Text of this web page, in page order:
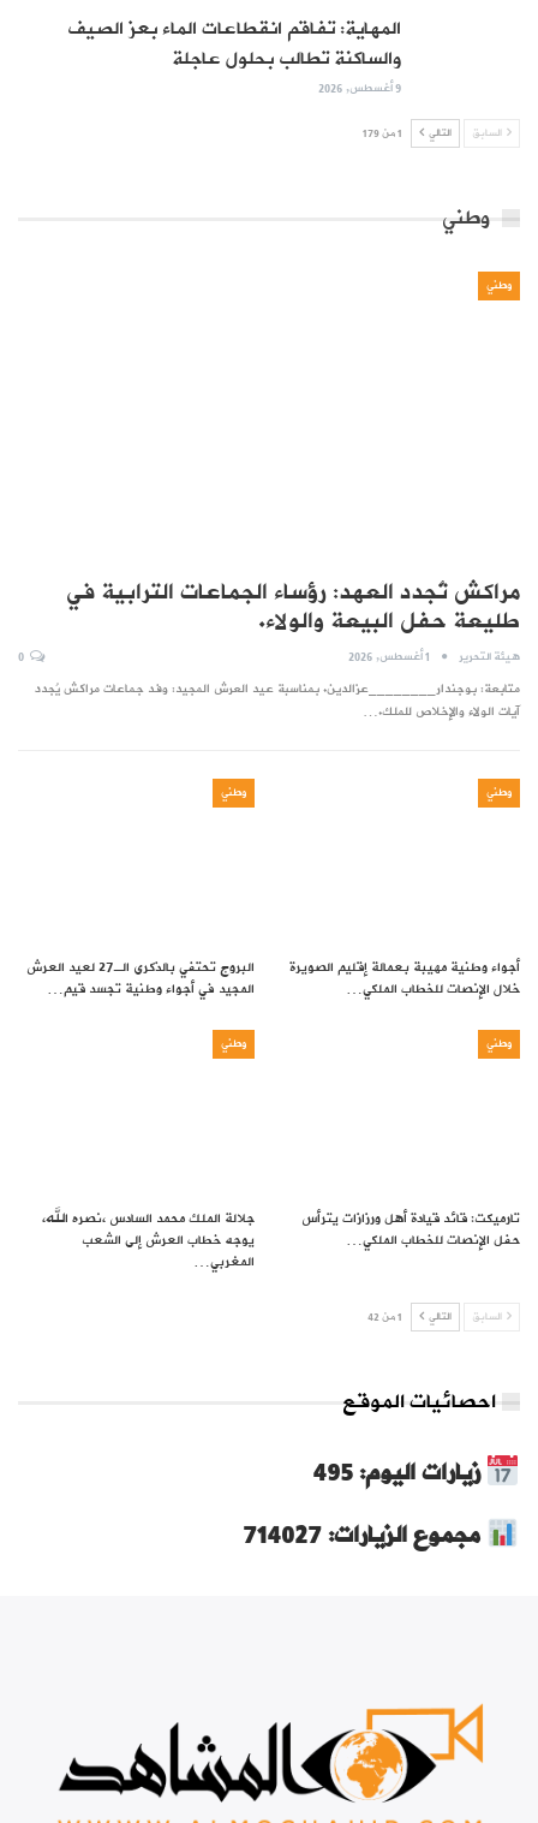
المهاية: تفاقم انقطاعات الماء بعز الصيف
والساكنة تطالب بحلول عاجلة
9 أغسطس, 2026
السابق التالي 1 من 179
وطني
وطني
مراكش تُجدد العهد: رؤساء الجماعات الترابية في
طليعة حفل البيعة والولاء.
هيئة التحرير 1 أغسطس, 2026
متابعة: بوجندار________عزالدين. بمناسبة عيد العرش المجيد: وفد جماعات مراكش يُجدد
آيات الولاء والإخلاص للملك.…
وطني
أجواء وطنية مهيبة بعمالة إقليم الصويرة
خلال الإنصات للخطاب الملكي…
وطني
البروج تحتفي بالذكرى الـ27 لعيد العرش
المجيد في أجواء وطنية تجسد قيم…
وطني
تارميكت: قائد قيادة أهل ورزازات يترأس
حفل الإنصات للخطاب الملكي…
وطني
جلالة الملك محمد السادس ،نصره الله،
يوجه خطاب العرش إلى الشعب
المغربي…
السابق التالي 1 من 42
احصائيات الموقع
زيارات اليوم: 495
مجموع الزيارات: 714027